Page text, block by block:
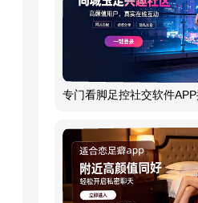
专门看脚足控社交软件